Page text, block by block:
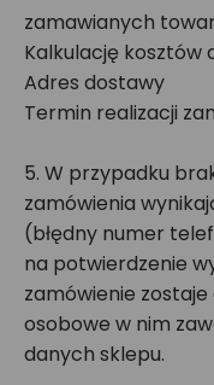
zamawianych
Kalkulację kosztów
Adres dostawy
Termin realizacji
5. W przypadku
zamówienia
(błędny numer
na potwierdzenie
zamówienie
osobowe w nim
danych sklepu.